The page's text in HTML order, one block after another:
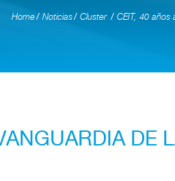
Home Noticias Cluster CEIT, 40 años
DE